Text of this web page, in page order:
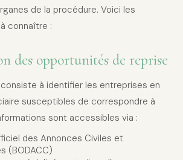
de la procédure. Voici les
connaître :
des opportunités de reprise
à identifier les entreprises en
susceptibles de correspondre à
sont accessibles via :
des Annonces Civiles et
(BODACC)